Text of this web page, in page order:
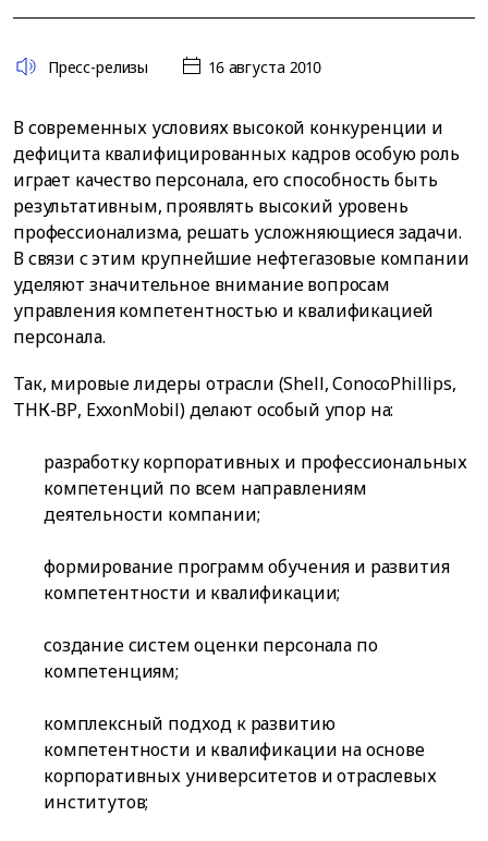
Пресс-релизы 16 августа 2010
В современных условиях высокой конкуренции и
дефицита квалифицированных кадров особую роль
играет качество персонала, его способность быть
результативным, проявлять высокий уровень
профессионализма, решать усложняющиеся задачи.
В связи с этим крупнейшие нефтегазовые компании
уделяют значительное внимание вопросам
управления компетентностью и квалификацией
персонала.
Так, мировые лидеры отрасли (Shell, ConocoPhillips,
ТНК-ВР, ExxonMobil) делают особый упор на:
разработку корпоративных и профессиональных
компетенций по всем направлениям
деятельности компании;
формирование программ обучения и развития
компетентности и квалификации;
создание систем оценки персонала по
компетенциям;
комплексный подход к развитию
компетентности и квалификации на основе
корпоративных университетов и отраслевых
институтов;